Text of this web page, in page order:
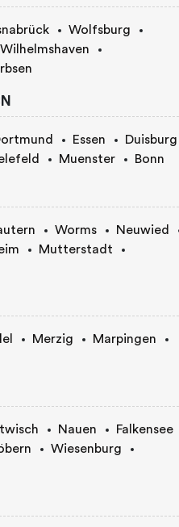
Wolfsburg
Wilhelmshaven
Essen
Duisburg
Muenster Bonn
Worms
Neuwied
Mutterstadt
Merzig
Marpingen
Nauen
Falkensee
Wiesenburg